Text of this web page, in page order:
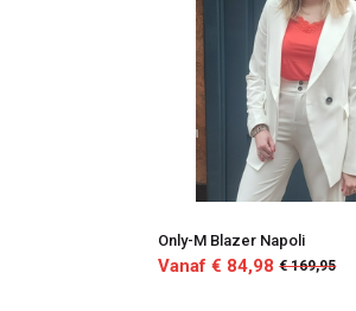
Only-M Blazer Napoli
Vanaf € 84,98 € 169,95